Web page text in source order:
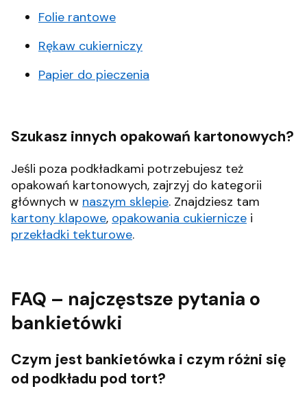
Folie rantowe
Rękaw cukierniczy
Papier do pieczenia
Szukasz innych opakowań kartonowych?
Jeśli poza podkładkami potrzebujesz też
opakowań kartonowych, zajrzyj do kategorii
głównych w naszym sklepie. Znajdziesz tam
kartony klapowe, opakowania cukiernicze i
przekładki tekturowe.
FAQ – najczęstsze pytania o
bankietówki
Czym jest bankietówka i czym różni się
od podkładu pod tort?